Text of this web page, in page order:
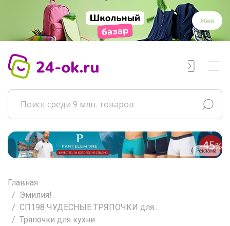
Жми
Реклама
Главная
Эмилия!
СП198 ЧУДЕСНЫЕ ТРЯПОЧКИ для...
Тряпочки для кухни